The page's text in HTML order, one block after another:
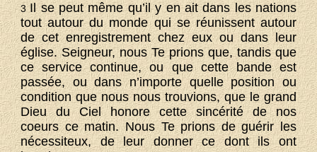
3Il se peut même qu’il y en ait dans les nations
tout autour du monde qui se réunissent autour
de cet enregistrement chez eux ou dans leur
église. Seigneur, nous Te prions que, tandis que
ce service continue, ou que cette bande est
passée, ou dans n’importe quelle position ou
condition que nous nous trouvions, que le grand
Dieu du Ciel honore cette sincérité de nos
coeurs ce matin. Nous Te prions de guérir les
nécessiteux, de leur donner ce dont ils ont